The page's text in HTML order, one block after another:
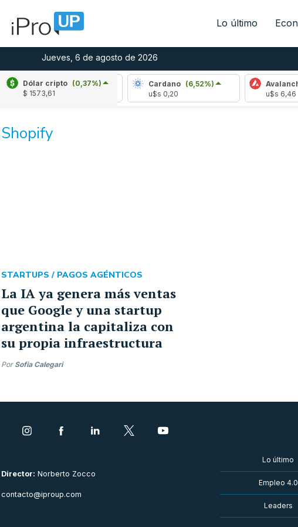
Lo último
Jueves, 6 de agosto de 2026
Dólar cripto (0,37%)
$ 1573,61
Ripple (-2,74%)
u$s 1,04
Cardano (6,52%)
u$s 0,20
Avalanche
u$s 6,46
Shopify
La IA ya genera más ventas
que Google y una startup
argentina la capitaliza con
su propia infraestructura
STARTUPS / PAGOS AGÉNTICOS
Por Sofia Calegari
Director: Norberto Zocco
contacto@iproup.com
Lo último
Empleo 4.0
Leaders